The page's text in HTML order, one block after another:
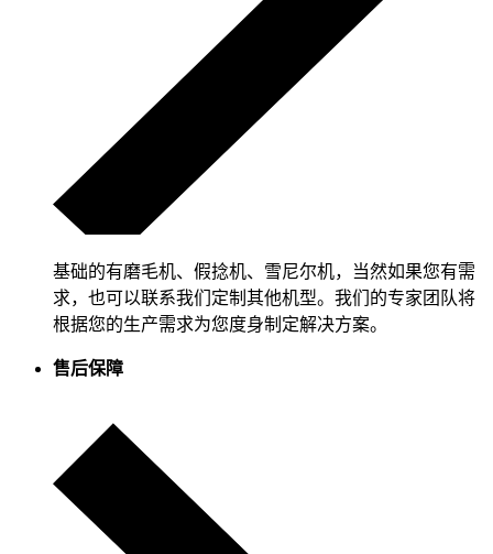
基础的有磨毛机、假捻机、雪尼尔机，当然如果您有需
求，也可以联系我们定制其他机型。我们的专家团队将
根据您的生产需求为您度身制定解决方案。
售后保障